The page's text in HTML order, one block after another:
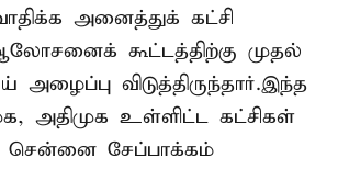
அனைத்துக் கட்சி
கூட்டத்திற்கு முதல்
விடுத்திருந்தார்.இந்த
அதிமுக உள்ளிட்ட கட்சிகள்
சென்னை சேப்பாக்கம்